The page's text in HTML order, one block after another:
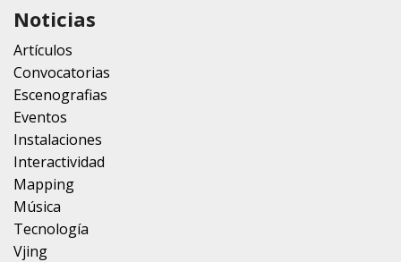
Noticias
Artículos
Convocatorias
Escenografias
Eventos
Instalaciones
Interactividad
Mapping
Música
Tecnología
Vjing